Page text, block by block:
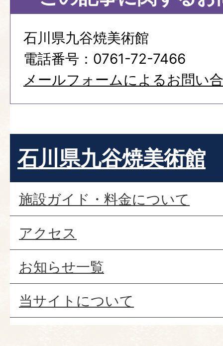
石川県九谷焼美術館
電話番号：0761-72-7466
メールフォームによるお問い
石川県九谷焼美術館
施設ガイド・料金について
アクセス
お知らせ一覧
当サイトについて